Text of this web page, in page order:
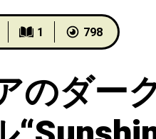
1 798
のダー